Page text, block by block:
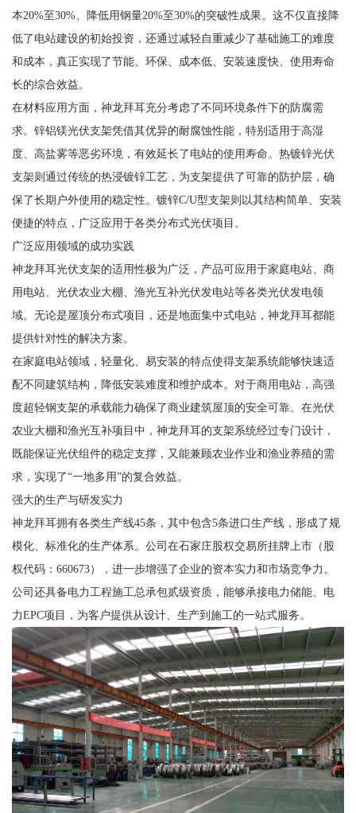
本20%至30%、降低用钢量20%至30%的突破性成果。这不仅直接降
低了电站建设的初始投资，还通过减轻自重减少了基础施工的难度
和成本，真正实现了节能、环保、成本低、安装速度快、使用寿命
长的综合效益。
在材料应用方面，神龙拜耳充分考虑了不同环境条件下的防腐需
求。锌铝镁光伏支架凭借其优异的耐腐蚀性能，特别适用于高湿
度、高盐雾等恶劣环境，有效延长了电站的使用寿命。热镀锌光伏
支架则通过传统的热浸镀锌工艺，为支架提供了可靠的防护层，确
保了长期户外使用的稳定性。镀锌C/U型支架则以其结构简单、安装
便捷的特点，广泛应用于各类分布式光伏项目。
广泛应用领域的成功实践
神龙拜耳光伏支架的适用性极为广泛，产品可应用于家庭电站、商
用电站、光伏农业大棚、渔光互补光伏发电站等各类光伏发电领
域。无论是屋顶分布式项目，还是地面集中式电站，神龙拜耳都能
提供针对性的解决方案。
在家庭电站领域，轻量化、易安装的特点使得支架系统能够快速适
配不同建筑结构，降低安装难度和维护成本。对于商用电站，高强
度超轻钢支架的承载能力确保了商业建筑屋顶的安全可靠。在光伏
农业大棚和渔光互补项目中，神龙拜耳的支架系统经过专门设计，
既能保证光伏组件的稳定支撑，又能兼顾农业作业和渔业养殖的需
求，实现了“一地多用”的复合效益。
强大的生产与研发实力
神龙拜耳拥有各类生产线45条，其中包含5条进口生产线，形成了规
模化、标准化的生产体系。公司在石家庄股权交易所挂牌上市（股
权代码：660673），进一步增强了企业的资本实力和市场竞争力。
公司还具备电力工程施工总承包贰级资质，能够承接电力储能、电
力EPC项目，为客户提供从设计、生产到施工的一站式服务。